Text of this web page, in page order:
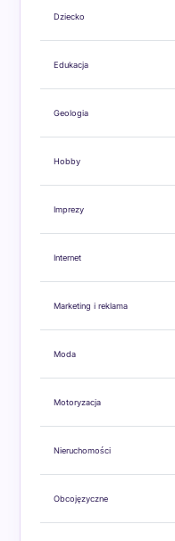
Dziecko
Edukacja
Geologia
Hobby
Imprezy
Internet
Marketing i reklama
Moda
Motoryzacja
Nieruchomości
Obcojęzyczne